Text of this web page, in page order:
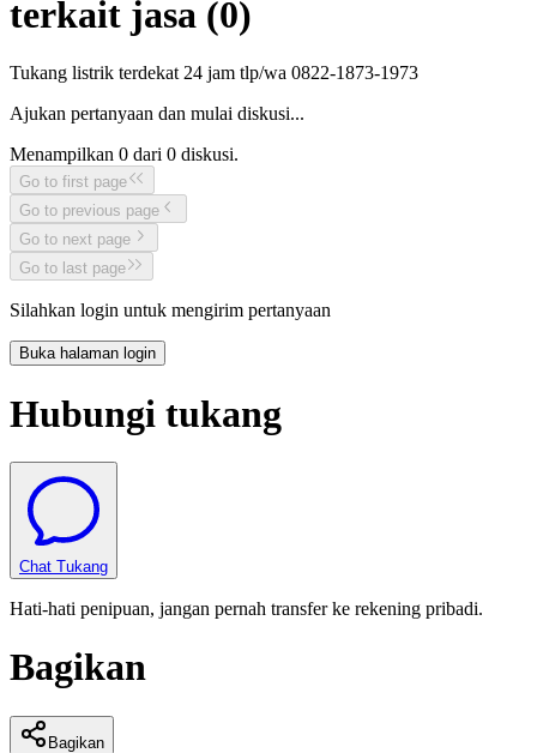
terkait jasa (0)
Tukang listrik terdekat 24 jam tlp/wa 0822-1873-1973
Ajukan pertanyaan dan mulai diskusi...
Menampilkan 0 dari 0 diskusi.
Go to first page
Go to previous page
Go to next page
Go to last page
Silahkan login untuk mengirim pertanyaan
Buka halaman login
Hubungi tukang
Chat Tukang
Hati-hati penipuan, jangan pernah transfer ke rekening pribadi.
Bagikan
Bagikan